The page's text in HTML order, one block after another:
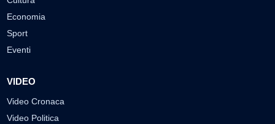
Economia
Sport
Eventi
VIDEO
Video Cronaca
Video Politica